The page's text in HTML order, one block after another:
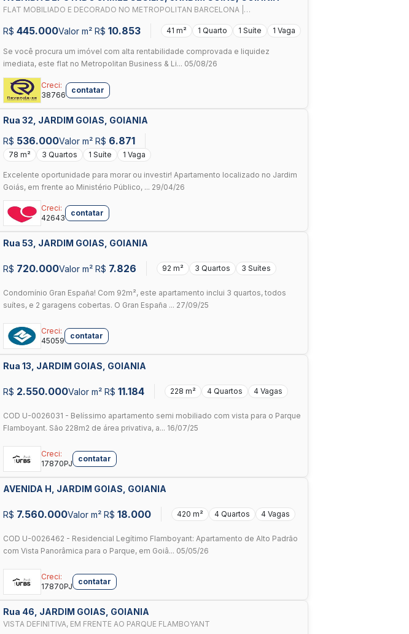
FLAT MOBILIADO E DECORADO NO METROPOLITAN BARCELONA |
R$ 445.000Valor m² R$ 10.853 41 m² 1 Quarto 1 Suíte 1 Vaga
Se você procura um imóvel com alta rentabilidade comprovada e liquidez
imediata, este flat no Metropolitan Business & Li... 05/08/26
Creci:
38766
contatar
Rua 32, JARDIM GOIAS, GOIANIA
R$ 536.000Valor m² R$ 6.871
78 m² 3 Quartos 1 Suíte 1 Vaga
Excelente oportunidade para morar ou investir! Apartamento localizado no Jardim
Goiás, em frente ao Ministério Público, ... 29/04/26
Creci:
42643
contatar
Rua 53, JARDIM GOIAS, GOIANIA
R$ 720.000Valor m² R$ 7.826 92 m² 3 Quartos 3 Suítes
Condomínio Gran España! Com 92m², este apartamento inclui 3 quartos, todos
suítes, e 2 garagens cobertas. O Gran España ... 27/09/25
Creci:
45059
contatar
Rua 13, JARDIM GOIAS, GOIANIA
R$ 2.550.000Valor m² R$ 11.184 228 m² 4 Quartos 4 Vagas
COD U-0026031 - Belíssimo apartamento semi mobiliado com vista para o Parque
Flamboyant. São 228m2 de área privativa, a... 16/07/25
Creci:
17870PJ
contatar
AVENIDA H, JARDIM GOIAS, GOIANIA
R$ 7.560.000Valor m² R$ 18.000 420 m² 4 Quartos 4 Vagas
COD U-0026462 - Residencial Legítimo Flamboyant: Apartamento de Alto Padrão
com Vista Panorâmica para o Parque, em Goiâ... 05/05/26
Creci:
17870PJ
contatar
Rua 46, JARDIM GOIAS, GOIANIA
VISTA DEFINITIVA, EM FRENTE AO PARQUE FLAMBOYANT